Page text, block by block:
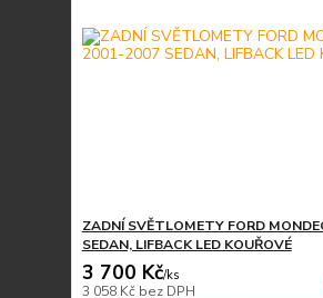
ZADNÍ SVĚTLOMETY FORD
SEDAN, LIFBACK LED KOUŘOVÉ
3 700 Kč/ks
3 058 Kč bez DPH